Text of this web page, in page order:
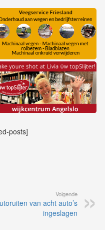
posts]
Volgende
van acht auto’s
ingeslagen